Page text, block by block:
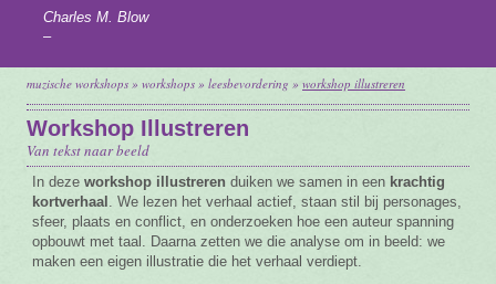
Faq
Contact
Charles M. Blow
–
muzische workshops » workshops » leesbevordering » workshop illustreren
Workshop Illustreren
Van tekst naar beeld
In deze workshop illustreren duiken we samen in een krachtig
kortverhaal . We lezen het verhaal actief, staan stil bij personages,
sfeer, plaats en conflict, en onderzoeken hoe een auteur spanning
opbouwt met taal. Daarna zetten we die analyse om in beeld: we
maken een eigen illustratie die het verhaal verdiept.